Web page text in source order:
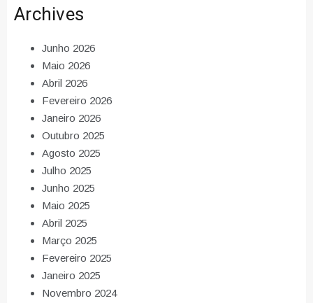
Archives
Junho 2026
Maio 2026
Abril 2026
Fevereiro 2026
Janeiro 2026
Outubro 2025
Agosto 2025
Julho 2025
Junho 2025
Maio 2025
Abril 2025
Março 2025
Fevereiro 2025
Janeiro 2025
Novembro 2024